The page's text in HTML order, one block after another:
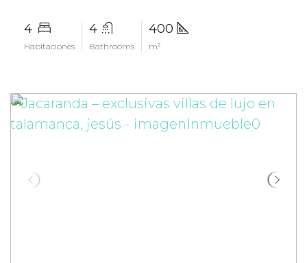
4
Habitaciones
4
Bathrooms
400
m²